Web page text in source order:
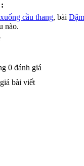
cầu thang, bài
nào.
0 đánh giá
bài viết